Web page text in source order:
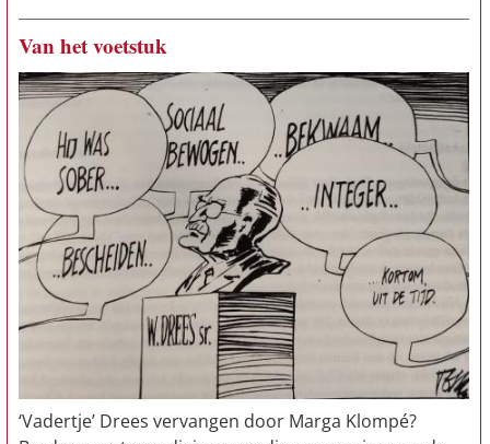
Van het voetstuk
‘Vadertje’ Drees vervangen door Marga Klompé?